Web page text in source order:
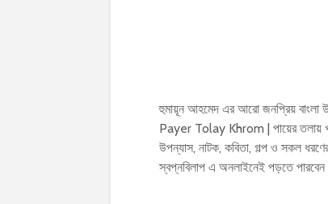
হুমায়ূন আহমেদ এর আরো জনপ্রিয় বাংলা
Payer Tolay Khrom | পায়ের তলায়
উপন্যাস, নাটক, কবিতা, গল্প ও সকল
স্বপ্নবিলাপ এ অনলাইনেই পড়তে